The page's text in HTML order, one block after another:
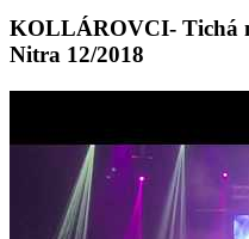
KOLLÁROVCI- Tichá
Nitra 12/2018